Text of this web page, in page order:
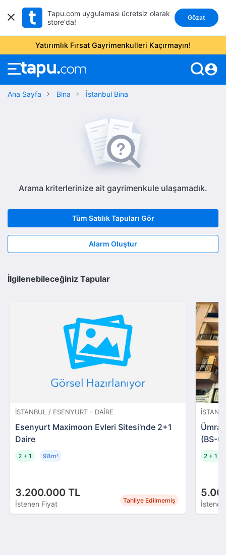
Tapu.com uygulaması ücretsiz olarak
store'da!
Gözat
Yatırımlık Fırsat Gayrimenkulleri Kaçırmayın!
account_circle
Ana Sayfa Bina İstanbul Bina
Arama kriterlerinize ait gayrimenkule ulaşamadık.
Tüm Satılık Tapuları Gör
Alarm Oluştur
İlgilenebileceğiniz Tapular
İSTANBUL / ESENYURT - DAIRE
Esenyurt Maximoon Evleri Sitesi'nde 2+1
Daire
3.200.000 TL
İstenen Fiyat Tahliye Edilmemiş
2 + 1 98m²
(BS-
2 + 1